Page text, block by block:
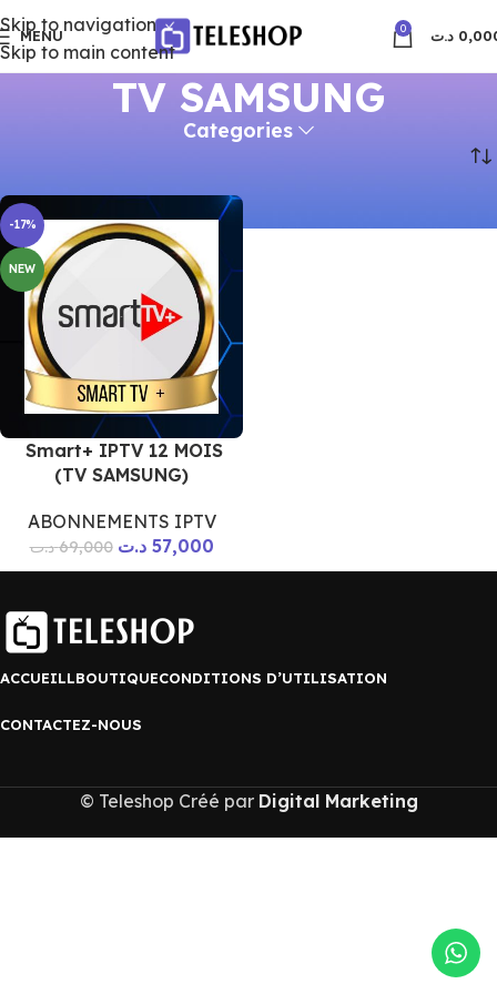
Skip to navigation
Skip to main content
MENU 0 د.ت
TV SAMSUNG
Categories
-17%
NEW
Smart+ IPTV 12 MOIS
(TV SAMSUNG)
ABONNEMENTS IPTV
69,000 د.ت 57,000 د.ت
ACCUEILLBOUTIQUECONDITIONS D’UTILISATION
CONTACTEZ-NOUS
© Teleshop Créé par Digital Marketing